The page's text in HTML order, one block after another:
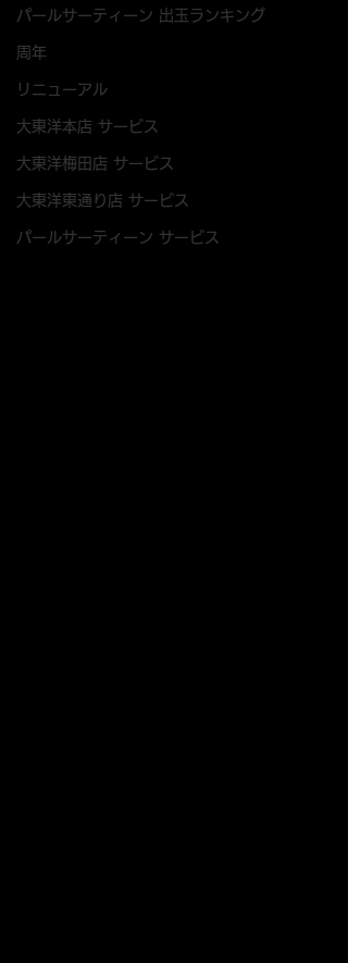
パールサーティーン 出玉ランキング
周年
リニューアル
大東洋本店 サービス
大東洋梅田店 サービス
大東洋東通り店 サービス
パールサーティーン サービス